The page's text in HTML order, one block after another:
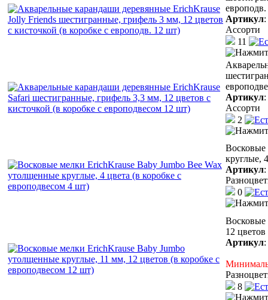
Артикул:
Ассорти
11
Артикул:
Ассорти
2
Восковые
круглые,
Артикул:
0
Восковые
12
Артикул:
8